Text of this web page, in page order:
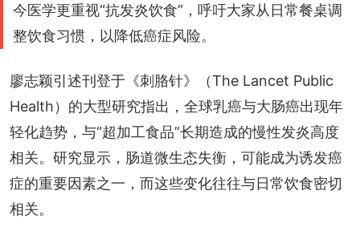
今医学更重视“抗发炎饮食”，呼吁大家从日常餐桌调
整饮食习惯，以降低癌症风险。
廖志颖引述刊登于《刺胳针》（The Lancet Public
Health）的大型研究指出，全球乳癌与大肠癌出现年
轻化趋势，与“超加工食品”长期造成的慢性发炎高度
相关。研究显示，肠道微生态失衡，可能成为诱发癌
症的重要因素之一，而这些变化往往与日常饮食密切
相关。